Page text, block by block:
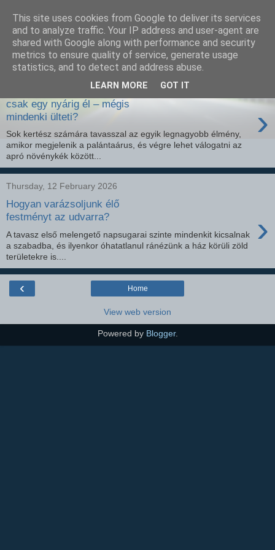
SEO szakértő
Friday, 20 February 2026
Miért van az, hogy néhány virág
csak egy nyárig él – mégis
mindenki ülteti?
›
Sok kertész számára tavasszal az egyik legnagyobb élmény,
amikor megjelenik a palántaárus, és végre lehet válogatni az
apró növénykék között...
Thursday, 12 February 2026
Hogyan varázsoljunk élő
festményt az udvarra?
›
A tavasz első melengető napsugarai szinte mindenkit kicsalnak
a szabadba, és ilyenkor óhatatlanul ránézünk a ház körüli zöld
területekre is....
‹ Home
View web version
Powered by Blogger.
This site uses cookies from Google to deliver its services
and to analyze traffic. Your IP address and user-agent are
shared with Google along with performance and security
metrics to ensure quality of service, generate usage
statistics, and to detect and address abuse.
LEARN MORE GOT IT